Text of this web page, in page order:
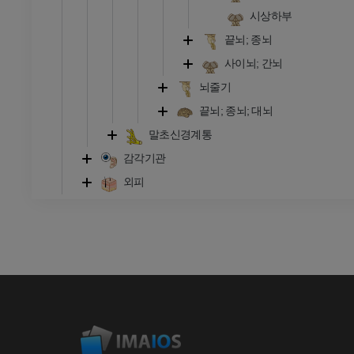
시상하부
끝뇌; 종뇌
사이뇌; 간뇌
뇌줄기
끝뇌; 종뇌; 대뇌
말초신경계통
감각기관
외피